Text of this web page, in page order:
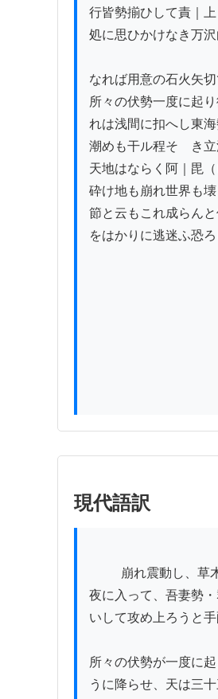
行皆勢揃ひして責｜
処に思ひかけなき万
なれば用意の石火矢
所々の伏勢一度に起
れは浅間に扣へし東
潮めも干ル程そゝき
天地はならく阿｜毘
砕け地も崩れ世界も
節と云もこれ成らん
をはかりに逃迷ふ恐
現代語訳
夜に入って、吾妻勢
いして攻め上ろうと
所々の伏勢が一度に
うに降らせ、天は三